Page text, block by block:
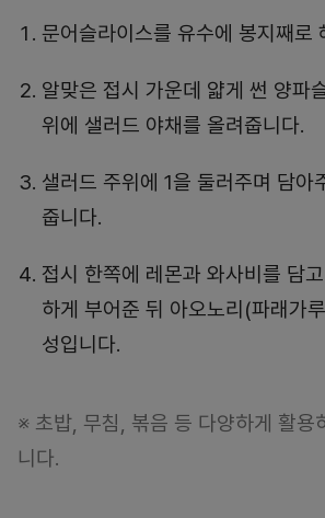
문어슬라이스를 유수에 봉지째로
알맞은 접시 가운데 얇게 썬 양파
위에 샐러드 야채를 올려줍니다.
샐러드 주위에 1을 둘러주며 담아
줍니다.
접시 한쪽에 레몬과 와사비를 담
하게 부어준 뒤 아오노리(파래가
성입니다.
※ 초밥, 무침, 볶음 등 다양하게 활용
니다.